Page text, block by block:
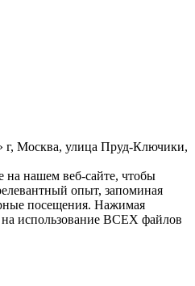
Москва, улица Пруд-Ключики,
нашем веб-сайте, чтобы
опыт, запоминая
посещения. Нажимая
на использование ВСЕХ файлов